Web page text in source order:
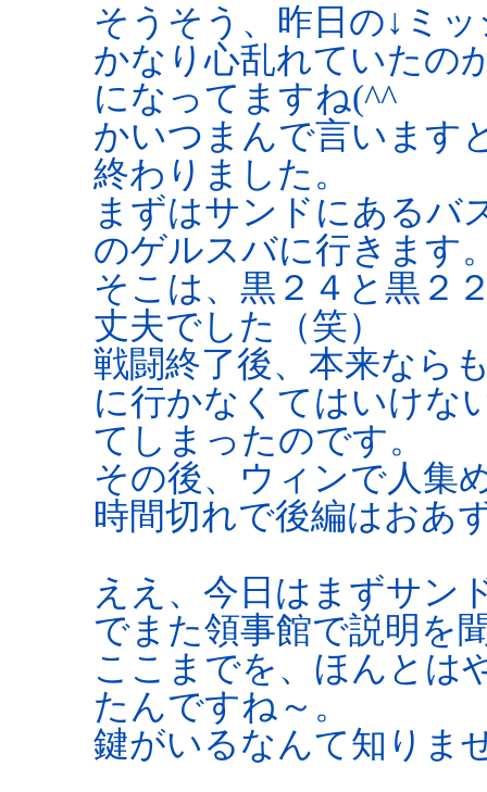
そうそう、昨日の↓ミ
かなり心乱れていたの
になってますね(^^ゞ
かいつまんで言います
終わりました。
まずはサンドにあるバ
のゲルスバに行きます
そこは、黒２４と黒２
丈夫でした（笑）
戦闘終了後、本来なら
に行かなくてはいけな
てしまったのです。
その後、ウィンで人集
時間切れで後編はおあ
ええ、今日はまずサン
でまた領事館で説明を
ここまでを、ほんとは
たんですね～。
鍵がいるなんて知りま